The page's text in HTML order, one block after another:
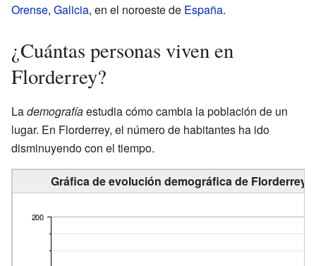
Orense, Galicia, en el noroeste de España.
¿Cuántas personas viven en
Florderrey?
Lademografíaestudia cómo cambia la población de un
lugar. En Florderrey, el número de habitantes ha ido
disminuyendo con el tiempo.
Gráfica de evolución demográfica de Florderrey